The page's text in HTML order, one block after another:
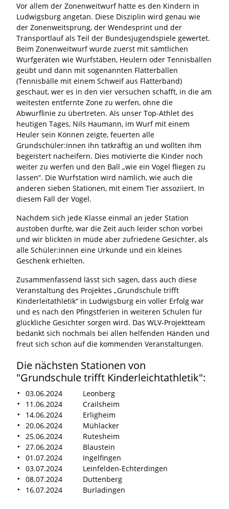
Vor allem der Zonenweitwurf hatte es den Kindern in
Ludwigsburg angetan. Diese Disziplin wird genau wie
der Zonenweitsprung, der Wendesprint und der
Transportlauf als Teil der Bundesjugendspiele gewertet.
Beim Zonenweitwurf wurde zuerst mit sämtlichen
Wurfgeräten wie Wurfstäben, Heulern oder Tennisbällen
geübt und dann mit sogenannten Flatterbällen
(Tennisbälle mit einem Schweif aus Flatterband)
geschaut, wer es in den vier versuchen schafft, in die am
weitesten entfernte Zone zu werfen, ohne die
Abwurflinie zu übertreten. Als unser Top-Athlet des
heutigen Tages, Nils Haumann, im Wurf mit einem
Heuler sein Können zeigte, feuerten alle
Grundschüler:innen ihn tatkräftig an und wollten ihm
begeistert nacheifern. Dies motivierte die Kinder noch
weiter zu werfen und den Ball „wie ein Vogel fliegen zu
lassen“. Die Wurfstation wird nämlich, wie auch die
anderen sieben Stationen, mit einem Tier assoziiert. In
diesem Fall der Vogel.
Nachdem sich jede Klasse einmal an jeder Station
austoben durfte, war die Zeit auch leider schon vorbei
und wir blickten in müde aber zufriedene Gesichter, als
alle Schüler:innen eine Urkunde und ein kleines
Geschenk erhielten.
Zusammenfassend lässt sich sagen, dass auch diese
Veranstaltung des Projektes „Grundschule trifft
Kinderleitathletik“ in Ludwigsburg ein voller Erfolg war
und es nach den Pfingstferien in weiteren Schulen für
glückliche Gesichter sorgen wird. Das WLV-Projektteam
bedankt sich nochmals bei allen helfenden Händen und
freut sich schon auf die kommenden Veranstaltungen.
Die nächsten Stationen von
"Grundschule trifft Kinderleichtathletik":
03.06.2024 Leonberg
11.06.2024 Crailsheim
14.06.2024 Erligheim
20.06.2024 Mühlacker
25.06.2024 Rutesheim
27.06.2024 Blaustein
01.07.2024 Ingelfingen
03.07.2024 Leinfelden-Echterdingen
08.07.2024 Duttenberg
16.07.2024 Burladingen